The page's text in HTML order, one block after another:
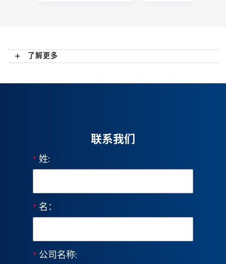
了解更多
联系我们
* 姓:
* 名：
* 公司名称: